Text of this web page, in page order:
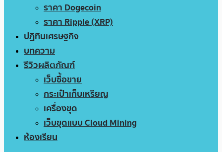
ราคา Dogecoin
ราคา Ripple (XRP)
ปฏิทินเศรษฐกิจ
บทความ
รีวิวผลิตภัณฑ์
เว็บซื้อขาย
กระเป๋าเก็บเหรียญ
เครื่องขุด
เว็บขุดแบบ Cloud Mining
ห้องเรียน